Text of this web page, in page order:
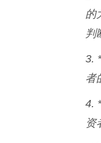
的
判
3.
者
4.
资